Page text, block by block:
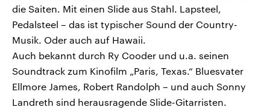
die Saiten. Mit einen Slide aus Stahl. Lapsteel,
Pedalsteel – das ist typischer Sound der Country-
Musik. Oder auch auf Hawaii.
Auch bekannt durch Ry Cooder und u.a. seinen
Soundtrack zum Kinofilm „Paris, Texas.“ Bluesvater
Ellmore James, Robert Randolph – und auch Sonny
Landreth sind herausragende Slide-Gitarristen.